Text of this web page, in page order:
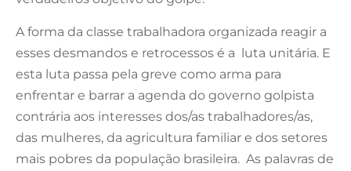
A forma da classe trabalhadora organizada reagir a
esses desmandos e retrocessos é a luta unitária. E
esta luta passa pela greve como arma para
enfrentar e barrar a agenda do governo golpista
contrária aos interesses dos/as trabalhadores/as,
das mulheres, da agricultura familiar e dos setores
mais pobres da população brasileira. As palavras de